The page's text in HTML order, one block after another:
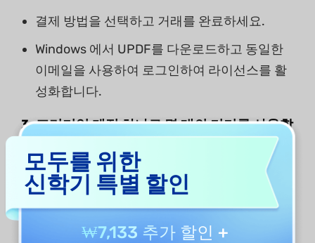
결제 방법을 선택하고 거래를 완료하세요.
Windows 에서 UPDF를 다운로드하고 동일한
이메일을 사용하여 로그인하여 라이선스를 활
성화합니다.
3. 프리미엄 계정 하나로 몇 대의 기기를 사용할
UPDF를 사용하면 Windows, Mac, iOS, and
Android에서 하나의 프리미엄 계정으로 사용할
수 있습니다.
모두를 위한
신학기 특별 할인
₩7,133 추가 할인 +